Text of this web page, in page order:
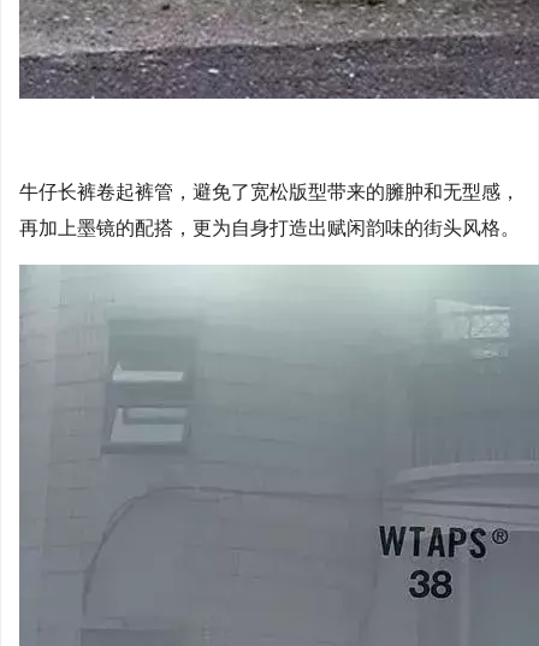
牛仔长裤卷起裤管，避免了宽松版型带来的臃肿和无型感，
再加上墨镜的配搭，更为自身打造出赋闲韵味的街头风格。